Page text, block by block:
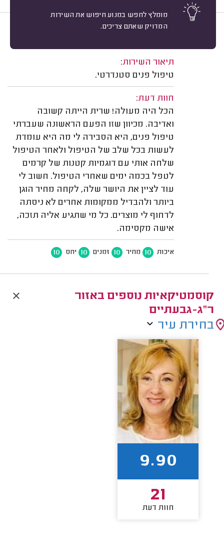
מומלץ לחפש במנוע חיפוש את השירות
המדויק שאתם צריכים.
נוגה פז א. רמת גן.
תיאור השירות:
טיפול פנים סטנדרטי.
חוות דעת:
הכל היה מעולה! שרית הייתה קשובה
ואדיבה. מכיוון שזו הפעם הראשונה שעברתי
טיפול פנים, היא הסבירה לי מה היא עומדת
לעשות בכל שלב של הטיפול ולאחר הטיפול
שלחה אותי עם דוגמיות קטנות של קרמים
לטפל בכמה ימים שאחרי הטיפול. חשוב לי
עוד לציין את היושר שלה, לקחה מחיר הוגן
ביותר ולהבדיל ממקומות אחרים לא ניסתה
לדחוף לי מוצרים. כל מי שתגיע אליה תזכה,
אישה מקסימה.
איכות 10 מחיר 10 זמנים 10 יחס 10
קוסמטיקאיות נוספים באזור
ר"ג-גבעתיים
בחירת עיר
9.90
21
חוות דעת